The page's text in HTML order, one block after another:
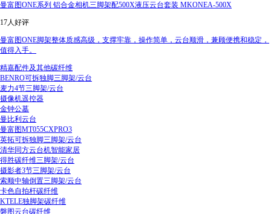
曼富图ONE系列 铝合金相机三脚架配500X液压云台套装 MKONEA-500X
17人好评
曼富图ONE脚架整体质感高级，支撑牢靠，操作简单，云台顺滑，兼顾便携和稳定，
值得入手。
精嘉配件及其他碳纤维
BENRO可拆独脚三脚架/云台
麦力4节三脚架/云台
摄像机遥控器
金钟公墓
曼比利云台
曼富图MT055CXPRO3
英拓可拆独脚三脚架/云台
清华同方云台机智能家居
得胜碳纤维三脚架/云台
摄影者3节三脚架/云台
索顺中轴倒置三脚架/云台
卡色自拍杆碳纤维
KTELE独脚架碳纤维
磐图云台碳纤维